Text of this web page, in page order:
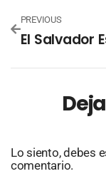
PREVIOUS
Lo siento, debes
comentario.